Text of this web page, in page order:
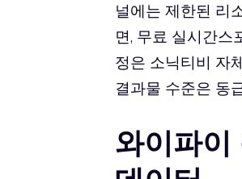
널에는 제한된 리
면, 무료 실시간스
정은 소닉티비 자
결과물 수준은 동
와이파이